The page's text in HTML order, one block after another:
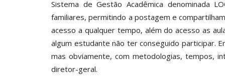
Sistema de Gestão Acadêmica denominada
familiares, permitindo a postagem e
acesso a qualquer tempo, além do acesso as
algum estudante não ter conseguido participar.
mas obviamente, com metodologias, tempos,
diretor-geral.